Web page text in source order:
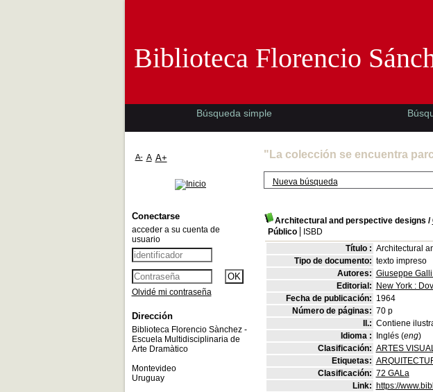
"La colección se encuentra
Nueva búsqueda
Architectural and perspective designs /
Público
ISBD
Título : Architectural
Tipo de documento: texto impreso
Autores: Giuseppe
Editorial:
New York :
Fecha de publicación: 1964
Número de páginas: 70 p
Il.: Contiene
Idioma :
Inglés (eng)
Clasificación: ARTES
Etiquetas:
Clasificación: 72 GALa
Link: https://
Biblioteca Florencio
Búsqueda simple
A- A A+
Conectarse
acceder a su cuenta de
usuario
Olvidé mi contraseña
Dirección
Biblioteca Florencio Sànchez -
Escuela Multidisciplinaria de
Arte Dramàtico
Montevideo
Uruguay